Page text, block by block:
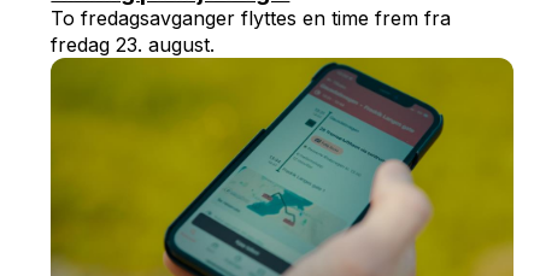
To fredagsavganger flyttes en time frem fra
fredag 23. august.